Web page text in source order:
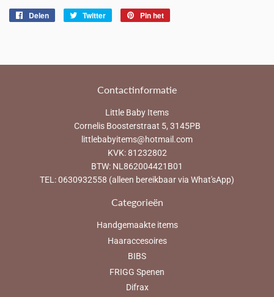
Delen
Delen
Twitter
TwitterenPin het
Contactinformatie
Little Baby Items
Cornelis Boosterstraat 5, 3145PB
littlebabyitems@hotmail.com
KVK: 81232802
BTW: NL862004421B01
TEL: 0630932558 (alleen bereikbaar via What'sApp)
Categorieën
Handgemaakte items
Haaraccesoires
BIBS
FRIGG Spenen
Difrax